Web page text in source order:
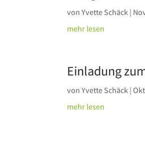
vonYvette Schäck
mehr lesen
Einladung
vonYvette Schäck |
mehr lesen